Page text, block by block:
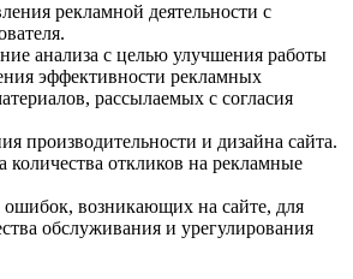
рекламной деятельности с
анализа с целью улучшения работы
эффективности рекламных
рассылаемых с согласия
производительности и дизайна сайта.
количества откликов на рекламные
ошибок, возникающих на сайте, для
обслуживания и урегулирования